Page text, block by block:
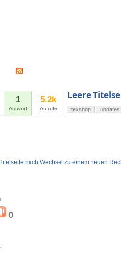
1
Antwort
5.2k
Aufrufe
Leere
texshop updates
nach Wechsel zu einem neuen
0